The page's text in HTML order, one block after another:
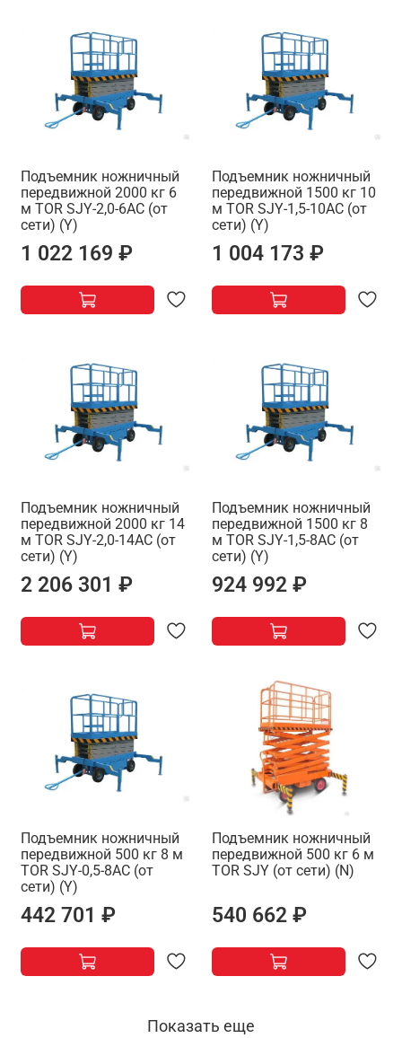
Подъемник ножничный
передвижной 2000 кг 6
м TOR SJY-2,0-6AC (от
сети) (Y)
1 022 169 ₽
Подъемник ножничный
передвижной 1500 кг 10
м TOR SJY-1,5-10AC (от
сети) (Y)
1 004 173 ₽
Подъемник ножничный
передвижной 2000 кг 14
м TOR SJY-2,0-14AC (от
сети) (Y)
2 206 301 ₽
Подъемник ножничный
передвижной 1500 кг 8
м TOR SJY-1,5-8AC (от
сети) (Y)
924 992 ₽
Подъемник ножничный
передвижной 500 кг 8 м
TOR SJY-0,5-8AC (от
сети) (Y)
442 701 ₽
Подъемник ножничный
передвижной 500 кг 6 м
TOR SJY (от сети) (N)
540 662 ₽
Показать еще